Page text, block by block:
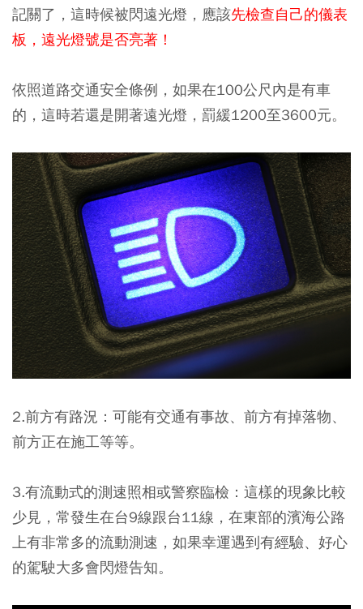
記關了，這時候被閃遠光燈，應該先檢查自己的儀表
板，遠光燈號是否亮著！
依照道路交通安全條例，如果在100公尺內是有車
的，這時若還是開著遠光燈，罰緩1200至3600元。
2.前方有路況：可能有交通有事故、前方有掉落物、
前方正在施工等等。
3.有流動式的測速照相或警察臨檢 ：這樣的現象比較
少見，常發生在台9線跟台11線，在東部的濱海公路
上有非常多的流動測速，如果幸運遇到有經驗、好心
的駕駛大多會閃燈告知。